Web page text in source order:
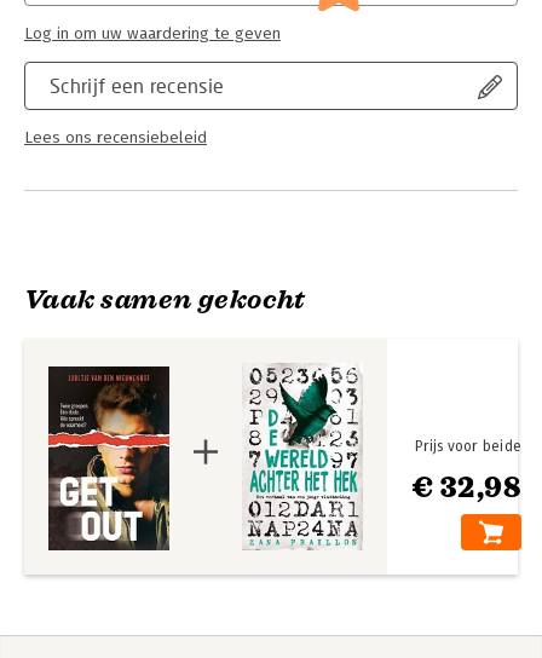
Schrijf een recensie
Lees ons recensiebeleid
Log in om uw waardering te geven
Vaak samen gekocht
€ 32,98
Prijs voor beide